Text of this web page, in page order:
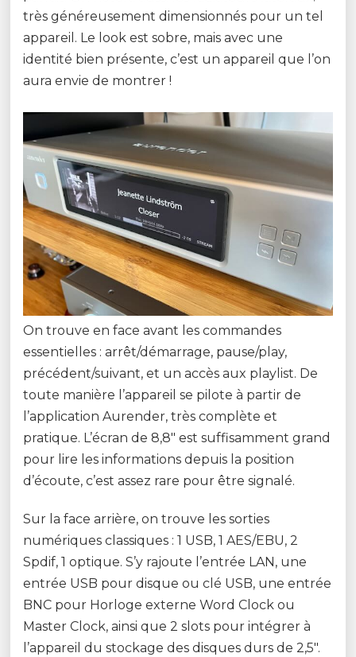
très généreusement dimensionnés pour un tel
appareil. Le look est sobre, mais avec une
identité bien présente, c’est un appareil que l’on
aura envie de montrer !
On trouve en face avant les commandes
essentielles : arrêt/démarrage, pause/play,
précédent/suivant, et un accès aux playlist. De
toute manière l’appareil se pilote à partir de
l’application Aurender, très complète et
pratique. L’écran de 8,8″ est suffisamment grand
pour lire les informations depuis la position
d’écoute, c’est assez rare pour être signalé.
Sur la face arrière, on trouve les sorties
numériques classiques : 1 USB, 1 AES/EBU, 2
Spdif, 1 optique. S’y rajoute l’entrée LAN, une
entrée USB pour disque ou clé USB, une entrée
BNC pour Horloge externe Word Clock ou
Master Clock, ainsi que 2 slots pour intégrer à
l’appareil du stockage des disques durs de 2,5″.